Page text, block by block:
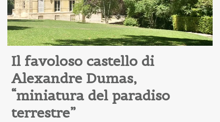
Il favoloso castello di
Alexandre Dumas,
“miniatura del paradiso
terrestre”